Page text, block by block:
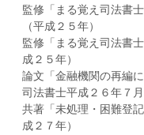
監修「まる覚え司法書
（平成２５年）
監修「まる覚え司法書
成２５年）
論文「金融機関の再編
司法書士平成２６年７月
共著「未処理・困難登
成２７年）